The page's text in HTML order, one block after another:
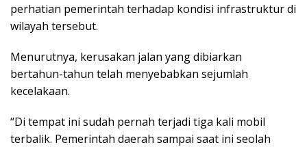
perhatian pemerintah terhadap kondisi infrastruktur di
wilayah tersebut.
Menurutnya, kerusakan jalan yang dibiarkan
bertahun-tahun telah menyebabkan sejumlah
kecelakaan.
“Di tempat ini sudah pernah terjadi tiga kali mobil
terbalik. Pemerintah daerah sampai saat ini seolah